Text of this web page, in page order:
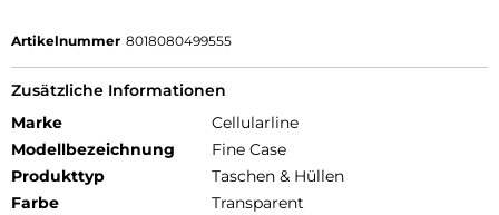
Artikelnummer 8018080499555
Zusätzliche Informationen
Marke
Cellularline
Modellbezeichnung
Fine Case
Produkttyp
Taschen & Hüllen
Farbe
Transparent